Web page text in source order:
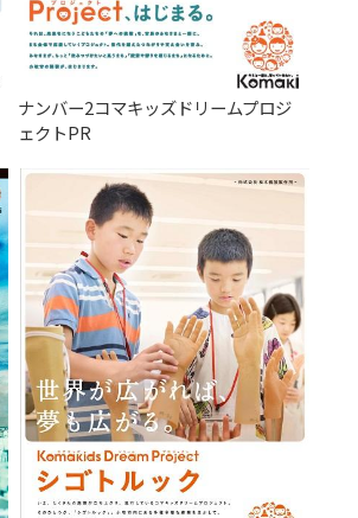
ナンバー2コマキッズドリームプロジ
ェクトPR